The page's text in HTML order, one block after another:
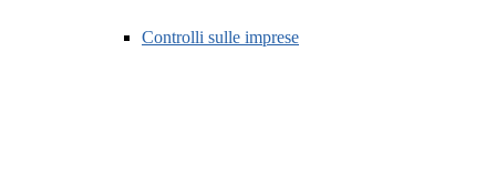
Controlli sulle imprese